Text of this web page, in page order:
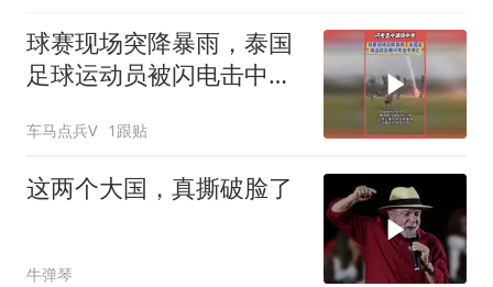
球赛现场突降暴雨，泰国
足球运动员被闪电击中身
车马点兵V 1跟贴
这两个大国，真撕破脸了
牛弹琴